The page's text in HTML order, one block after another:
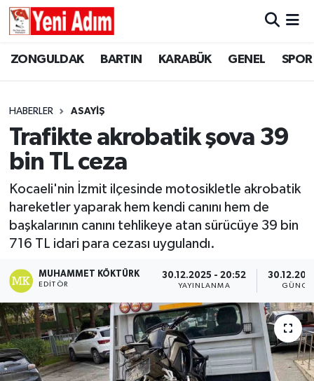
ZONGULDAK BARTIN KARABÜK GENEL SPOR
HABERLER ASAYİŞ
Trafikte akrobatik şova 39
bin TL ceza
Kocaeli'nin İzmit ilçesinde motosikletle akrobatik
hareketler yaparak hem kendi canını hem de
başkalarının canını tehlikeye atan sürücüye 39 bin
716 TL idari para cezası uygulandı.
MUHAMMET KÖKTÜRK
EDITÖR
30.12.2025 - 20:52
YAYINLANMA
ZONGULDAK
ASAYİŞ
GÜNCEL
SİYASET
RESMİ İLAN
ZONGULDAK
KARABÜK
GENEL
SPOR
SİYASET
SAĞLIK
GÜNCEL
RESMİ İLAN
Künye
Zonguldak Hava Durumu
Süper Lig Puan Durumu ve Fikstür
Tüm Manşetler
Son Dakika Haberleri
Haber Arşivi